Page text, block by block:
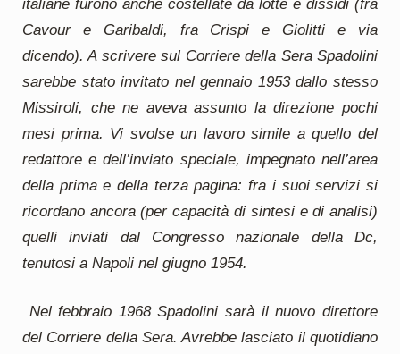
italiane furono anche costellate da lotte e dissidi (fra
Cavour e Garibaldi, fra Crispi e Giolitti e via
dicendo). A scrivere sul Corriere della Sera Spadolini
sarebbe stato invitato nel gennaio 1953 dallo stesso
Missiroli, che ne aveva assunto la direzione pochi
mesi prima. Vi svolse un lavoro simile a quello del
redattore e dell’inviato speciale, impegnato nell’area
della prima e della terza pagina: fra i suoi servizi si
ricordano ancora (per capacità di sintesi e di analisi)
quelli inviati dal Congresso nazionale della Dc,
tenutosi a Napoli nel giugno 1954.
Nel febbraio 1968 Spadolini sarà il nuovo direttore
del Corriere della Sera. Avrebbe lasciato il quotidiano